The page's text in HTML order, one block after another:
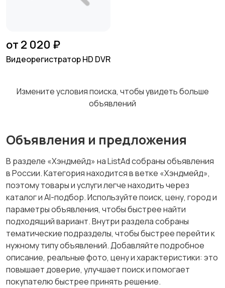
от 2 020 ₽
Видеорегистратор HD DVR
Измените условия поиска, чтобы увидеть больше
объявлений
Объявления и предложения
В разделе «Хэндмейд» на ListAd собраны объявления
в России. Категория находится в ветке «Хэндмейд»,
поэтому товары и услуги легче находить через
каталог и AI-подбор. Используйте поиск, цену, город и
параметры объявления, чтобы быстрее найти
подходящий вариант. Внутри раздела собраны
тематические подразделы, чтобы быстрее перейти к
нужному типу объявлений. Добавляйте подробное
описание, реальные фото, цену и характеристики: это
повышает доверие, улучшает поиск и помогает
покупателю быстрее принять решение.